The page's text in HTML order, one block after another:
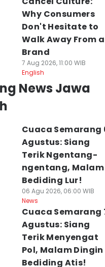
Why Consumers
Don't Hesitate to
Walk Away From a
Brand
7 Aug 2026, 11:00 WIB
English
News Jawa
Cuaca Semarang
Agustus: Siang
Terik Ngentang-
ngentang, Malam
Bediding Lur!
06 Agu 2026, 06:00 WIB
News
Cuaca Semarang
Agustus: Siang
Terik Menyengat
Pol, Malam Dingin
Bediding Atis!